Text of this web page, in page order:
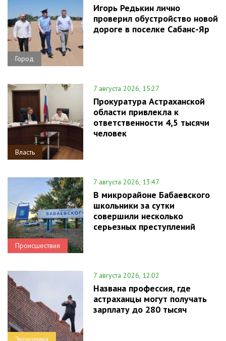
Город
Игорь Редькин лично
проверил обустройство новой
дороге в поселке Сабанс-Яр
Власть
7 августа 2026, 15:27
Прокуратура Астраханской
области привлекла к
ответственности 4,5 тысячи
человек
Происшествия
7 августа 2026, 13:47
В микрорайоне Бабаевского
школьники за сутки
совершили несколько
серьезных преступлений
Экономика
7 августа 2026, 12:02
Названа профессия, где
астраханцы могут получать
зарплату до 280 тысяч